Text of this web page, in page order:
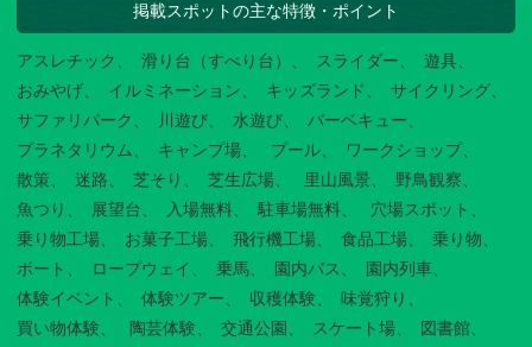
掲載スポットの主な特徴・ポイント
アスレチック 滑り台（すべり台） スライダー
遊具
おみやげ
イルミネーション キッズランド
サイクリング
サファリパーク
川遊び 水遊び
バーベキュー
プラネタリウム
キャンプ場 プール
ワークショップ
散策
迷路 芝そり 芝生広場 里山風景
野鳥観察
魚つり
展望台 入場無料 駐車場無料
穴場スポット
乗り物工場
お菓子工場 飛行機工場 食品工場
乗り物
ボート
ロープウェイ 乗馬 園内バス
園内列車
体験イベント
体験ツアー 収穫体験
味覚狩り
買い物体験
陶芸体験 交通公園 スケート場 図書館